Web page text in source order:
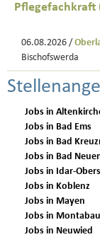
06.08.2026 /
Bischofswerda
Jobs in
Jobs in Bad Ems
Jobs in Bad
Jobs in Bad
Jobs in Idar-
Jobs in Koblenz
Jobs in Mayen
Jobs in
Jobs in Neuwied